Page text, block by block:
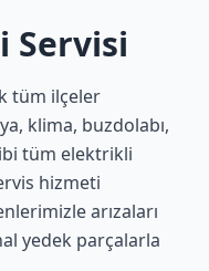
Servisi
tüm ilçeler
klima, buzdolabı,
tüm elektrikli
hizmeti
arızaları
yedek parçalarla